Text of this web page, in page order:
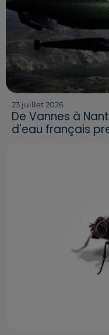
23 juillet 2026
De Vannes à
d'eau français